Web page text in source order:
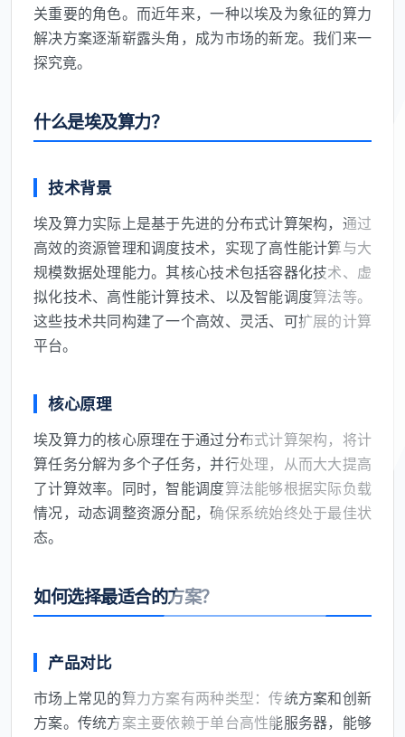
关重要的角色。而近年来，一种以埃及为象征的算力
解决方案逐渐崭露头角，成为市场的新宠。我们来一
探究竟。
什么是埃及算力？
技术背景
埃及算力实际上是基于先进的分布式计算架构，通过
高效的资源管理和调度技术，实现了高性能计算与大
规模数据处理能力。其核心技术包括容器化技术、虚
拟化技术、高性能计算技术、以及智能调度算法等。
这些技术共同构建了一个高效、灵活、可扩展的计算
平台。
核心原理
埃及算力的核心原理在于通过分布式计算架构，将计
算任务分解为多个子任务，并行处理，从而大大提高
了计算效率。同时，智能调度算法能够根据实际负载
情况，动态调整资源分配，确保系统始终处于最佳状
态。
如何选择最适合的方案？
产品对比
市场上常见的算力方案有两种类型：传统方案和创新
方案。传统方案主要依赖于单台高性能服务器，能够